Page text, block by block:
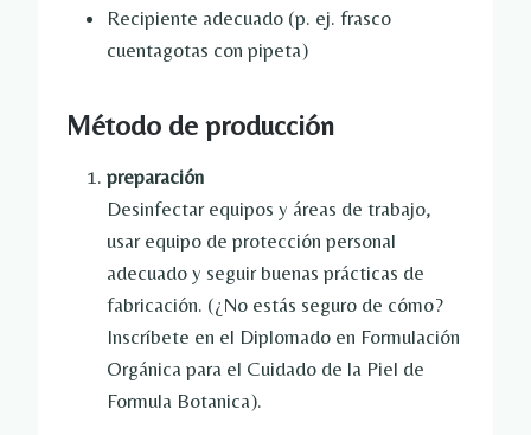
Recipiente adecuado (p. ej. frasco
cuentagotas con pipeta)
Método de producción
preparación
Desinfectar equipos y áreas de trabajo,
usar equipo de protección personal
adecuado y seguir buenas prácticas de
fabricación. (¿No estás seguro de cómo?
Inscríbete en el Diplomado en Formulación
Orgánica para el Cuidado de la Piel de
Formula Botanica).